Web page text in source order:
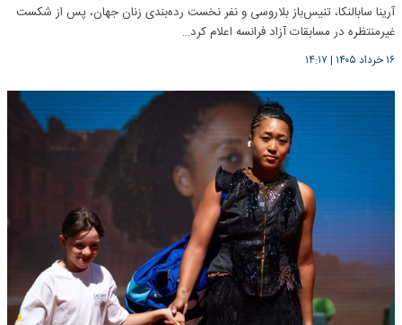
آرینا سابالنکا، تنیس‌باز بلاروسی و نفر نخست رده‌بندی زنان جهان، پس از شکست
غیرمنتظره در مسابقات آزاد فرانسه اعلام کرد…
۱۶ خرداد ۱۴۰۵ | ۱۴:۱۷